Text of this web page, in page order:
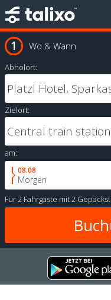
Wo & Wann
Abholort:
Zielort:
am:
08.08
Morgen
Für2 Fahrgäste mit2